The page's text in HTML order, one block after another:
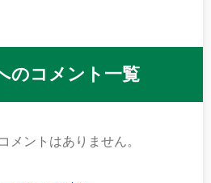
のコメント一覧
メントはありません。